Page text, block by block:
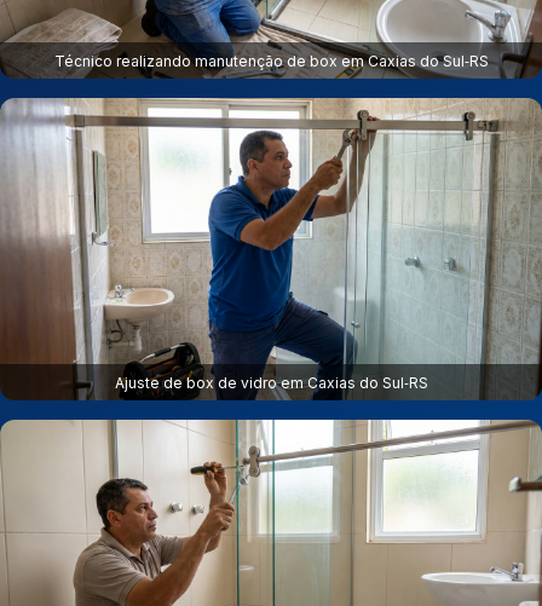
Técnico realizando manutenção de box em Caxias do Sul‑RS
Ajuste de box de vidro em Caxias do Sul‑RS